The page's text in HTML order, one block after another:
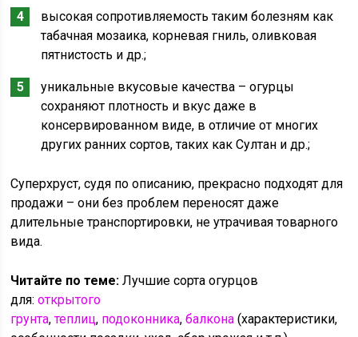
высокая сопротивляемость таким болезням как
табачная мозаика, корневая гниль, оливковая
пятнистость и др.;
уникальные вкусовые качества – огурцы
сохраняют плотность и вкус даже в
консервированном виде, в отличие от многих
других ранних сортов, таких как Султан и др.;
Суперхруст, судя по описанию, прекрасно подходят для
продажи – они без проблем переносят даже
длительные транспортировки, не утрачивая товарного
вида.
Читайте по теме:Лучшие сорта огурцов
для:открытого
грунта,теплиц, подоконника,балкона (характеристики,